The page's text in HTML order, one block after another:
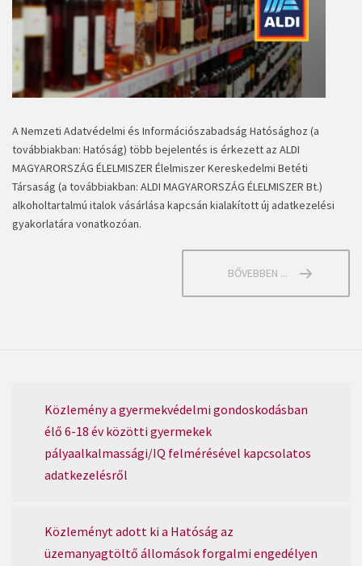
A Nemzeti Adatvédelmi és Információszabadság Hatósághoz (a
továbbiakban: Hatóság) több bejelentés is érkezett az ALDI
MAGYARORSZÁG ÉLELMISZER Élelmiszer Kereskedelmi Betéti
Társaság (a továbbiakban: ALDI MAGYARORSZÁG ÉLELMISZER Bt.)
alkoholtartalmú italok vásárlása kapcsán kialakított új adatkezelési
gyakorlatára vonatkozóan.
BŐVEBBEN ...
Közlemény a gyermekvédelmi gondoskodásban
élő 6-18 év közötti gyermekek
pályaalkalmassági/IQ felmérésével kapcsolatos
adatkezelésről
Közleményt adott ki a Hatóság az
üzemanyagtöltő állomások forgalmi engedélyen